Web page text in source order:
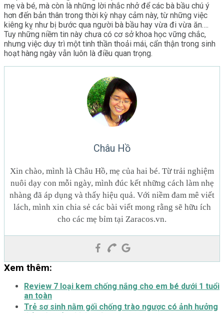
mẹ và bé, mà còn là những lời nhắc nhở để các bà bầu chú ý
hơn đến bản thân trong thời kỳ nhạy cảm này, từ những việc
kiêng kỵ như bị bước qua người bà bầu hay vừa đi vừa ăn….
Tuy những niềm tin này chưa có cơ sở khoa học vững chắc,
nhưng việc duy trì một tinh thần thoải mái, cẩn thận trong sinh
hoạt hàng ngày vẫn luôn là điều quan trọng.
Châu Hồ
Xin chào, mình là Châu Hồ, mẹ của hai bé. Từ trải nghiệm
nuôi dạy con mỗi ngày, mình đúc kết những cách làm nhẹ
nhàng đã áp dụng và thấy hiệu quả. Với niềm đam mê viết
lách, mình xin chia sẻ các bài viết mong rằng sẽ hữu ích
cho các mẹ bỉm tại Zaracos.vn.
Xem thêm:
Review 7 loại kem chống nắng cho em bé dưới 1 tuổi
an toàn
Trẻ sơ sinh nằm gối chống trào ngược có ảnh hưởng